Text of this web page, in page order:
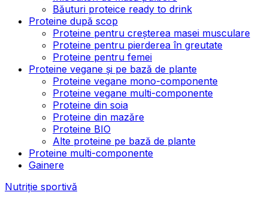
Băuturi proteice ready to drink
Proteine după scop
Proteine pentru creșterea masei musculare
Proteine pentru pierderea în greutate
Proteine pentru femei
Proteine vegane și pe bază de plante
Proteine vegane mono-componente
Proteine vegane multi-componente
Proteine din soia
Proteine din mazăre
Proteine BIO
Alte proteine pe bază de plante
Proteine multi-componente
Gainere
Nutriție sportivă